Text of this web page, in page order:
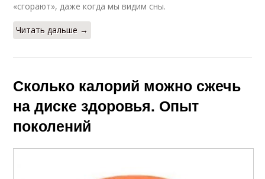
«сгорают», даже когда мы видим сны.
Читать дальше →
Сколько калорий можно сжечь
на диске здоровья. Опыт
поколений